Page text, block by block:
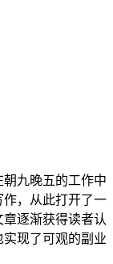
朝九晚五的工作中
，从此打开了一
逐渐获得读者认
现了可观的副业